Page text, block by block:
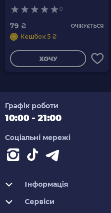
0
79 ₴ ОЧІКУЄТЬСЯ
Кешбек 5 ₴
ХОЧУ
Графік роботи
10:00 - 21:00
Соціальні мережі
Інформація
Сервіси